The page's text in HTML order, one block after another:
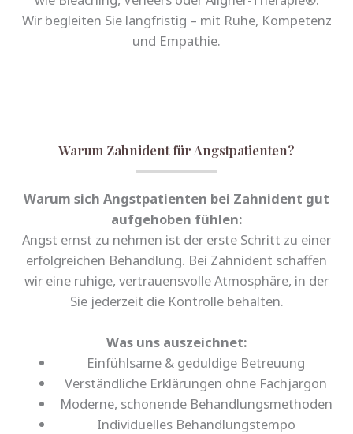
Wir begleiten Sie langfristig – mit Ruhe, Kompetenz
und Empathie.
Warum Zahnident für Angstpatienten?
Warum sich Angstpatienten bei Zahnident gut
aufgehoben fühlen:
Angst ernst zu nehmen ist der erste Schritt zu einer
erfolgreichen Behandlung. Bei Zahnident schaffen
wir eine ruhige, vertrauensvolle Atmosphäre, in der
Sie jederzeit die Kontrolle behalten.
Was uns auszeichnet:
Einfühlsame & geduldige Betreuung
Verständliche Erklärungen ohne Fachjargon
Moderne, schonende Behandlungsmethoden
Individuelles Behandlungstempo